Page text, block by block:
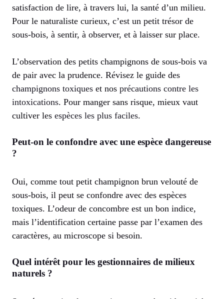
satisfaction de lire, à travers lui, la santé d’un milieu.
Pour le naturaliste curieux, c’est un petit trésor de
sous-bois, à sentir, à observer, et à laisser sur place.
L’observation des petits champignons de sous-bois va
de pair avec la prudence. Révisez le guide des
champignons toxiques et nos précautions contre les
intoxications. Pour manger sans risque, mieux vaut
cultiver les espèces les plus faciles.
Peut-on le confondre avec une espèce dangereuse
?
Oui, comme tout petit champignon brun velouté de
sous-bois, il peut se confondre avec des espèces
toxiques. L’odeur de concombre est un bon indice,
mais l’identification certaine passe par l’examen des
caractères, au microscope si besoin.
Quel intérêt pour les gestionnaires de milieux
naturels ?